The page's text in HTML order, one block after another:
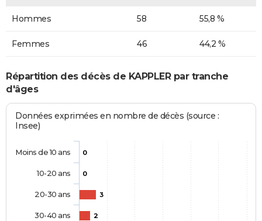
Hommes 58 55,8 %
Femmes 46 44,2 %
Répartition des décès de KAPPLER par tranche
d'âges
Données exprimées en nombre de décès (source :
Insee)
0
0
3
2
Moins de 10 ans
10-20 ans
20-30 ans
30-40 ans